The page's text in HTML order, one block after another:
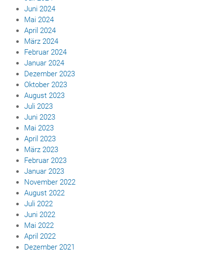
Juni 2024
Mai 2024
April 2024
März 2024
Februar 2024
Januar 2024
Dezember 2023
Oktober 2023
August 2023
Juli 2023
Juni 2023
Mai 2023
April 2023
März 2023
Februar 2023
Januar 2023
November 2022
August 2022
Juli 2022
Juni 2022
Mai 2022
April 2022
Dezember 2021